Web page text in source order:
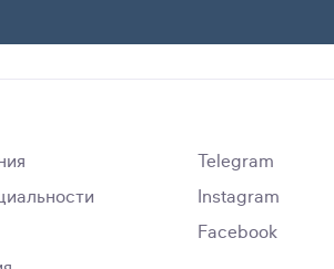
Telegram
Instagram
Facebook